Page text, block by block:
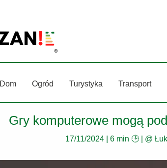
Dom Ogród Turystyka Transport
Gry komputerowe mogą
17/11/2024 6 min 🕒 | @